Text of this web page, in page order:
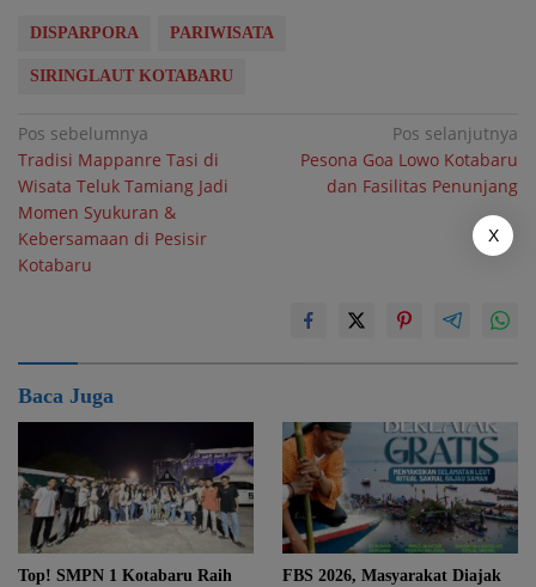
DISPARPORA PARIWISATA
SIRINGLAUT KOTABARU
Navigasi
pos
Pos sebelumnya
Tradisi Mappanre Tasi di
Wisata Teluk Tamiang Jadi
Momen Syukuran &
Kebersamaan di Pesisir
Kotabaru
Pos selanjutnya
Pesona Goa Lowo Kotabaru
dan Fasilitas Penunjang
Baca Juga
Top! SMPN 1 Kotabaru Raih
FBS 2026, Masyarakat Diajak
X